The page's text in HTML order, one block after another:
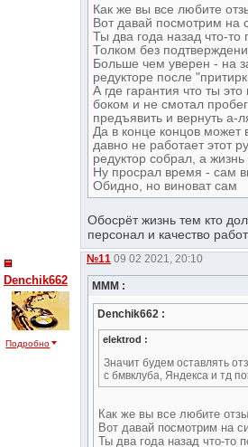
Как же вы все любите
Вот давай посмотрим на
Ты два года назад что-то
Толком без
Больше чем уверен - на
редукторе после
А где гарантия что ты
боком и не смотал
предъявить и вернуть а-
Да в конце концов может
давно не работает этот
редуктор собрал, а
Ну просрал время - сам
Обидно, но виноват сам
Обосрёт жизнь тем кто
персонал и качество
Denchik662
Подробно
№11 09 02 2021, 20:10
МММ :
Denchik662 :
elektrod :
Значит будем оставлять
с бмвклуба, Яндекса и тд
Как же вы все любите
Вот давай посмотрим на
Ты два года назад что-то